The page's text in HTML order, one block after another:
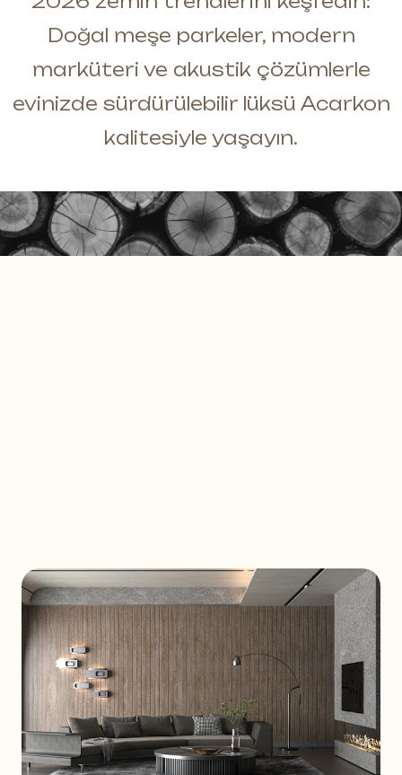
Masif Duvar Panelleri
Moss Duvar Panelleri
E-Katalog
Dökümanlar
Doğal meşe parkeler, modern
marküteri ve akustik çözümlerle
evinizde sürdürülebilir lüksü Acarkon
kalitesiyle yaşayın.